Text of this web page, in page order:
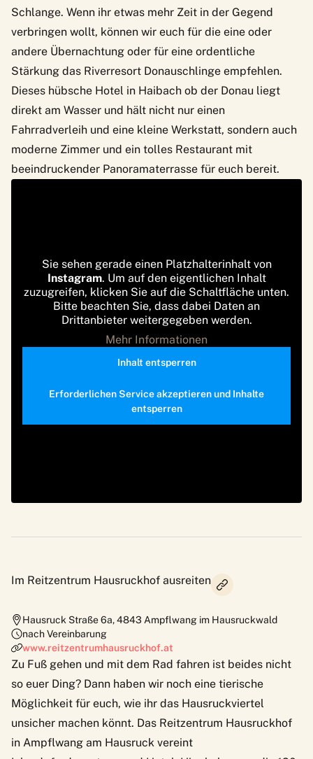
Schlange. Wenn ihr etwas mehr Zeit in der Gegend
verbringen wollt, können wir euch für die eine oder
andere Übernachtung oder für eine ordentliche
Stärkung das Riverresort Donauschlinge empfehlen.
Dieses hübsche Hotel in Haibach ob der Donau liegt
direkt am Wasser und hält nicht nur einen
Fahrradverleih und eine kleine Werkstatt, sondern auch
moderne Zimmer und ein tolles Restaurant mit
beeindruckender Panoramaterrasse für euch bereit.
Sie sehen gerade einen Platzhalterinhalt von
Instagram. Um auf den eigentlichen Inhalt
zuzugreifen, klicken Sie auf die Schaltfläche unten.
Bitte beachten Sie, dass dabei Daten an
Drittanbieter weitergegeben werden.
Mehr Informationen
Inhalt entsperren
Erforderlichen Service akzeptieren und Inhalte
entsperren
Im Reitzentrum Hausruckhof ausreiten
Hausruck Straße 6a,4843 Ampflwang im Hausruckwald
nach Vereinbarung
www.reitzentrumhausruckhof.at
Zu Fuß gehen und mit dem Rad fahren ist beides nicht
so euer Ding? Dann haben wir noch eine tierische
Möglichkeit für euch, wie ihr das Hausruckviertel
unsicher machen könnt. Das Reitzentrum Hausruckhof
in Ampflwang am Hausruck vereint